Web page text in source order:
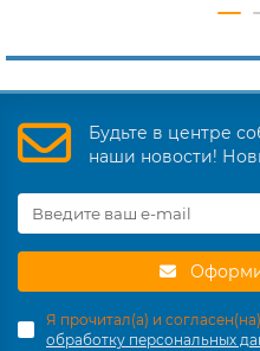
Будьте в центре
наши новости!
Я прочитал(а) и
обработку персональных